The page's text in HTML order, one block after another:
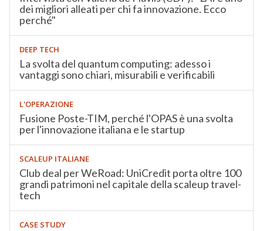
dei migliori alleati per chi fa innovazione. Ecco
perché"
DEEP TECH
La svolta del quantum computing: adesso i
vantaggi sono chiari, misurabili e verificabili
L'OPERAZIONE
Fusione Poste-TIM, perché l'OPAS è una svolta
per l'innovazione italiana e le startup
SCALEUP ITALIANE
Club deal per WeRoad: UniCredit porta oltre 100
grandi patrimoni nel capitale della scaleup travel-
tech
CASE STUDY